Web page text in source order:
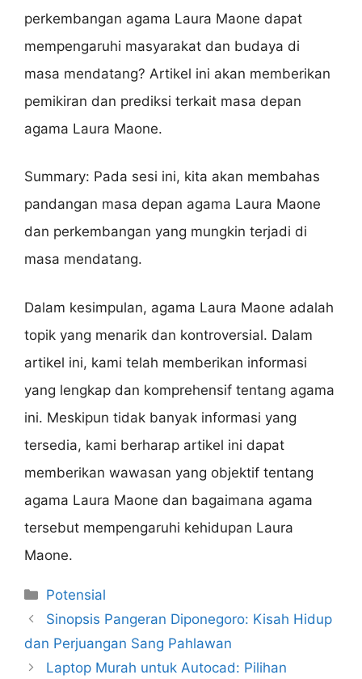
perkembangan agama Laura Maone dapat
mempengaruhi masyarakat dan budaya di
masa mendatang? Artikel ini akan memberikan
pemikiran dan prediksi terkait masa depan
agama Laura Maone.
Summary: Pada sesi ini, kita akan membahas
pandangan masa depan agama Laura Maone
dan perkembangan yang mungkin terjadi di
masa mendatang.
Dalam kesimpulan, agama Laura Maone adalah
topik yang menarik dan kontroversial. Dalam
artikel ini, kami telah memberikan informasi
yang lengkap dan komprehensif tentang agama
ini. Meskipun tidak banyak informasi yang
tersedia, kami berharap artikel ini dapat
memberikan wawasan yang objektif tentang
agama Laura Maone dan bagaimana agama
tersebut mempengaruhi kehidupan Laura
Maone.
Categories
Potensial
Sinopsis Pangeran Diponegoro: Kisah Hidup
dan Perjuangan Sang Pahlawan
Laptop Murah untuk Autocad: Pilihan